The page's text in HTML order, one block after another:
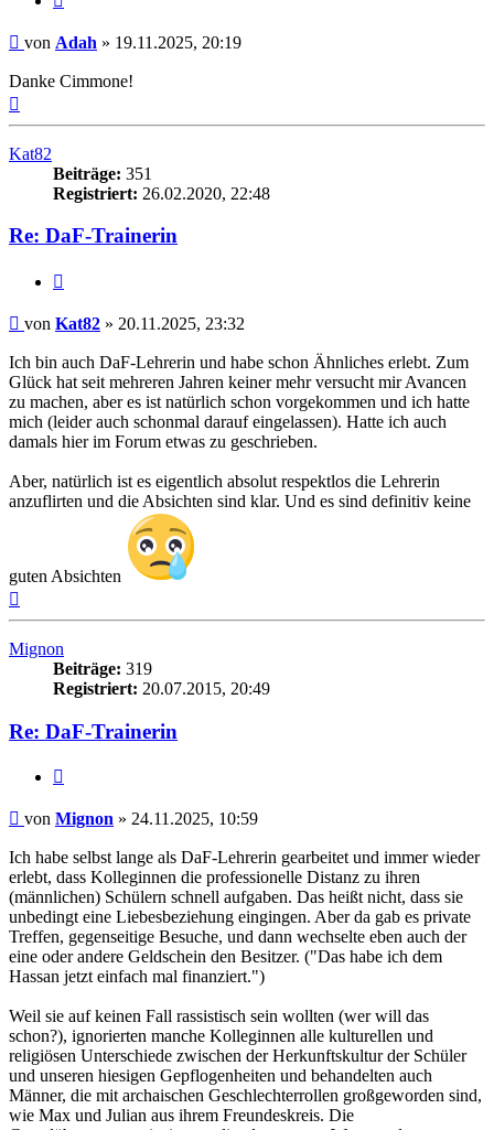
Beitrag
von Adah » 19.11.2025, 20:19
Danke Cimmone!
Kat82
Beiträge: 351
Registriert: 26.02.2020, 22:48
Re: DaF-Trainerin
Beitrag
von Kat82 » 20.11.2025, 23:32
Ich bin auch DaF-Lehrerin und habe schon Ähnliches erlebt. Zum
Glück hat seit mehreren Jahren keiner mehr versucht mir Avancen
zu machen, aber es ist natürlich schon vorgekommen und ich hatte
mich (leider auch schonmal darauf eingelassen). Hatte ich auch
damals hier im Forum etwas zu geschrieben.
Aber, natürlich ist es eigentlich absolut respektlos die Lehrerin
anzuflirten und die Absichten sind klar. Und es sind definitiv keine
guten Absichten
Mignon
Beiträge: 319
Registriert: 20.07.2015, 20:49
Re: DaF-Trainerin
Beitrag
von Mignon » 24.11.2025, 10:59
Ich habe selbst lange als DaF-Lehrerin gearbeitet und immer wieder
erlebt, dass Kolleginnen die professionelle Distanz zu ihren
(männlichen) Schülern schnell aufgaben. Das heißt nicht, dass sie
unbedingt eine Liebesbeziehung eingingen. Aber da gab es private
Treffen, gegenseitige Besuche, und dann wechselte eben auch der
eine oder andere Geldschein den Besitzer. ("Das habe ich dem
Hassan jetzt einfach mal finanziert.")
Weil sie auf keinen Fall rassistisch sein wollten (wer will das
schon?), ignorierten manche Kolleginnen alle kulturellen und
religiösen Unterschiede zwischen der Herkunftskultur der Schüler
und unseren hiesigen Gepflogenheiten und behandelten auch
Männer, die mit archaischen Geschlechterrollen großgeworden sind,
wie Max und Julian aus ihrem Freundeskreis. Die